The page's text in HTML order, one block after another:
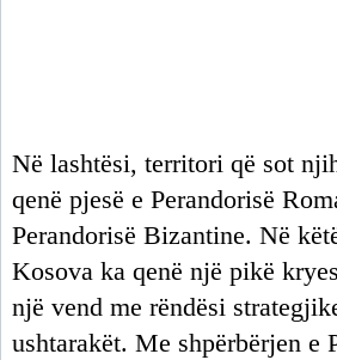
Në lashtësi, territori që sot
qenë pjesë e Perandorisë
Perandorisë Bizantine. Në
Kosova ka qenë një pikë
një vend me rëndësi
ushtarakët. Me shpërbërjen e